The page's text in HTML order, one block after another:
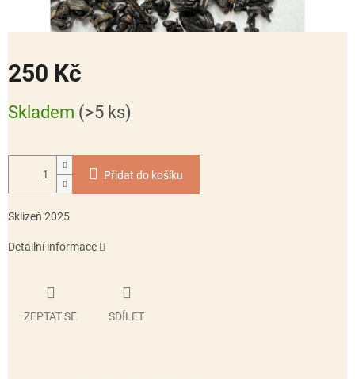
250 Kč
cena:
Skladem (>5 ks)
Přidat do košíku
Sklizeň 2025
Detailní informace
ZEPTAT SE SDÍLET